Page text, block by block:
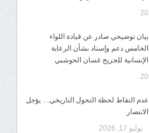
​بيان توضيحي صادر عن قيادة اللواء
الخامس دعم وإسناد بشأن الرعاية
الإنسانية للجريح غسان الحوشبي
عدم التقاط لحظة التحول التاريخي… يؤجل
الانتصار
يوليو 17, 2026